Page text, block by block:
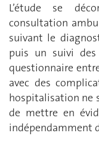
L’étude se
consultation
suivant le
puis un suivi des
questionnaire
avec des
hospitalisation ne
de mettre en
indépendamment